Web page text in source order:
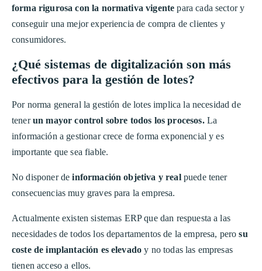
forma rigurosa con la normativa vigente para cada sector y
conseguir una mejor experiencia de compra de clientes y
consumidores.
¿Qué sistemas de digitalización son más
efectivos para la gestión de lotes?
Por norma general la gestión de lotes implica la necesidad de
tenerun mayor control sobre todos los procesos.La
información a gestionar crece de forma exponencial y es
importante que sea fiable.
No disponer de información objetiva y real puede tener
consecuencias muy graves para la empresa.
Actualmente existen sistemas ERP que dan respuesta a las
necesidades de todos los departamentos de la empresa, perosu
coste de implantación es elevado y no todas las empresas
tienen acceso a ellos.